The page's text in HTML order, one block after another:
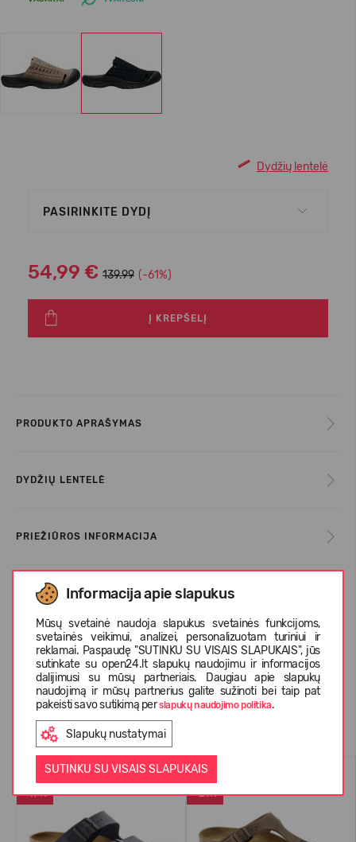
Informacija apie slapukus
Mūsų svetainė naudoja slapukus svetainės funkcijoms,
svetainės veikimui, analizei, personalizuotam turiniui ir
reklamai. Paspaudę "SUTINKU SU VISAIS SLAPUKAIS", jūs
sutinkate su open24.lt slapukų naudojimu ir informacijos
dalijimusi su mūsų partneriais. Daugiau apie slapukų
naudojimą ir mūsų partnerius galite sužinoti bei taip pat
pakeisti savo sutikimą perslapukų naudojimo politika.
Slapukų nustatymai
SUTINKU SU VISAIS SLAPUKAIS
Dydžių lentelė
PASIRINKITE DYDĮ
54,99 € 139.99 (-61%)
Į KREPŠELĮ
PRODUKTO APRAŠYMAS
DYDŽIŲ LENTELĖ
PRIEŽIŪROS INFORMACIJA
APIE KEEN
KLIENTŲ ATSILIEPIMAI (0)
Panašios prekės
-17%
PERKAMIAUSIAS
-21%
VASARAI